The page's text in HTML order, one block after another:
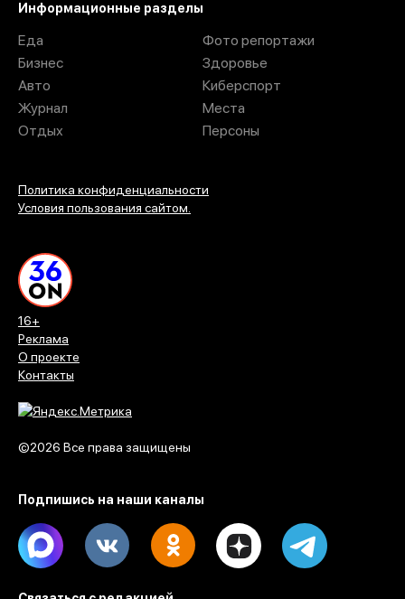
16+
Реклама
О проекте
Контакты
©2026 Все права защищены
Информационные разделы
Еда
Бизнес
Авто
Журнал
Отдых
Фото репортажи
Здоровье
Киберспорт
Места
Персоны
Политика конфиденциальности
Условия пользования сайтом.
Подпишись на наши каналы
Max Dzen